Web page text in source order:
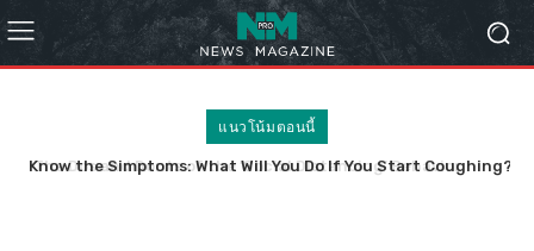
แนวโน้มตอนนี้
Know the Simptoms: What Will You Do If You Start Coughing?